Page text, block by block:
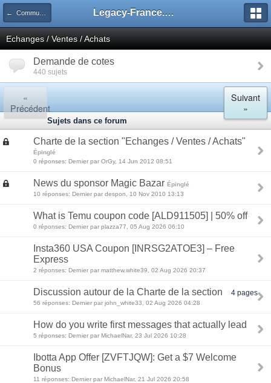
← Communauté Legacy-France.org - Forum
Echanges / Ventes / Achats
Demande de cotes
440 sujets
«
Précédent
Suivant
»
Sujets dans ce forum
Charte de la section "Echanges / Ventes / Achats"
Épinglé
0 réponses: Dernier par OrGy, 14 Jun 2012 08:51
News du sponsor Magic Bazar Épinglé
10 réponses: Dernier par despon, 10 Nov 2010 13:13
What is Temu coupon code [ALD911505] | 50% off
0 réponses: Dernier par plazza77, 05 Aug 2026 06:10
Insta360 USA Coupon [INRSG2ATOE3] – Free
Express
2 réponses: Dernier par matthew.white39, 02 Aug 2026 20:37
Discussion autour de la Charte de la section 4 pages
56 réponses: Dernier par john_white33, 02 Aug 2026 04:28
How do you write first messages that actually lead
5 réponses: Dernier par MichaelNar, 23 Jul 2026 10:28
Ibotta App Offer [ZVFTJQW]: Get a $7 Welcome
Bonus
11 réponses: Dernier par MichaelNar, 21 Jul 2026 20:58